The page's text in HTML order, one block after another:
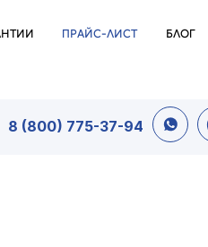
ПРАЙС-ЛИСТ БЛОГ
8 (800) 775-37-94